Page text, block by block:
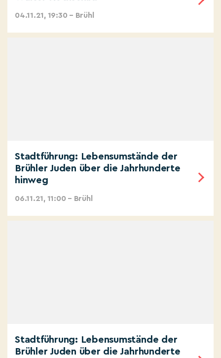
04.11.21, 19:30 – Brühl
Stadtführung: Lebensumstände der
Brühler Juden über die Jahrhunderte
hinweg
06.11.21, 11:00 – Brühl
Stadtführung: Lebensumstände der
Brühler Juden über die Jahrhunderte